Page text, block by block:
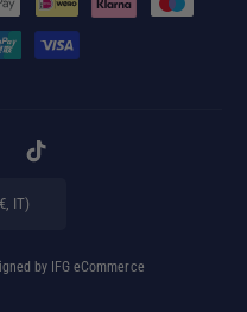
by IFG eCommerce
T
i
T
IT)